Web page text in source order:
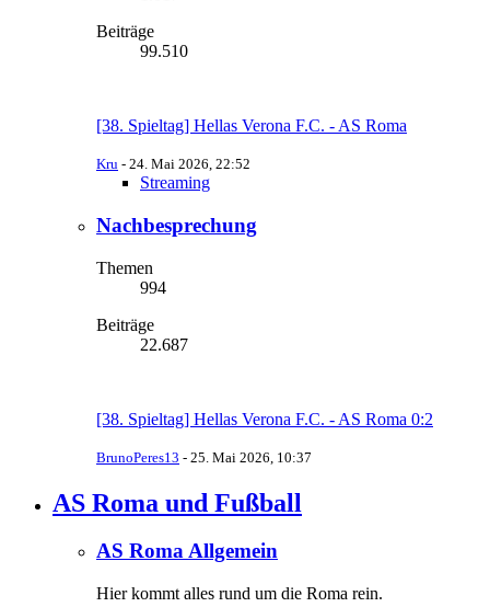
Beiträge
99.510
[38. Spieltag] Hellas Verona F.C. - AS Roma
Kru - 24. Mai 2026, 22:52
Streaming
Nachbesprechung
Themen
994
Beiträge
22.687
[38. Spieltag] Hellas Verona F.C. - AS Roma 0:2
BrunoPeres13 - 25. Mai 2026, 10:37
AS Roma und Fußball
AS Roma Allgemein
Hier kommt alles rund um die Roma rein.